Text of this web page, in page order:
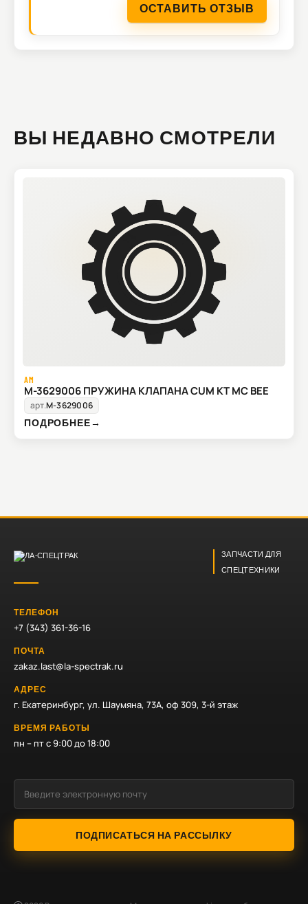
ОСТАВИТЬ ОТЗЫВ
ВЫ НЕДАВНО СМОТРЕЛИ
AM
M-3629006 ПРУЖИНА КЛАПАНА CUM KT MC BEE
арт.M-3629006
ПОДРОБНЕЕ→
ЗАПЧАСТИ ДЛЯ
СПЕЦТЕХНИКИ
ТЕЛЕФОН
+7 (343) 361-36-16
ПОЧТА
zakaz.last@la-spectrak.ru
АДРЕС
г. Екатеринбург, ул. Шаумяна, 73А, оф 309, 3-й этаж
ВРЕМЯ РАБОТЫ
пн – пт с 9:00 до 18:00
ПОДПИСАТЬСЯ НА РАССЫЛКУ